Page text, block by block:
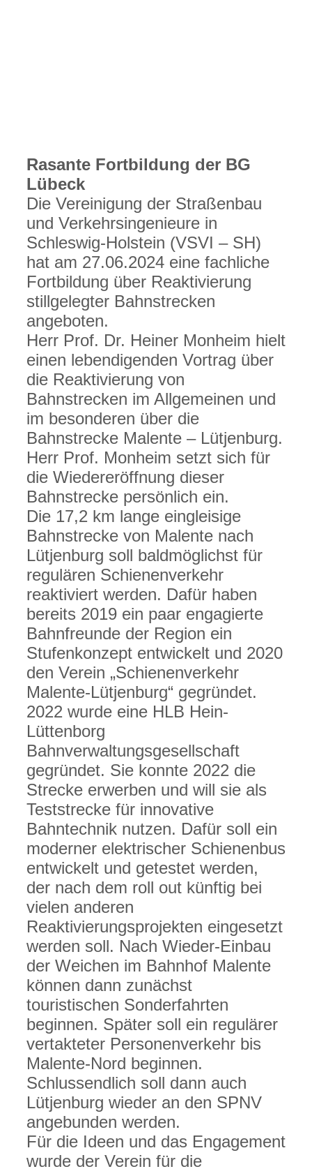
Rasante Fortbildung der BG
Lübeck
Die Vereinigung der Straßenbau
und Verkehrsingenieure in
Schleswig-Holstein (VSVI – SH)
hat am 27.06.2024 eine fachliche
Fortbildung über Reaktivierung
stillgelegter Bahnstrecken
angeboten.
Herr Prof. Dr. Heiner Monheim hielt
einen lebendigenden Vortrag über
die Reaktivierung von
Bahnstrecken im Allgemeinen und
im besonderen über die
Bahnstrecke Malente – Lütjenburg.
Herr Prof. Monheim setzt sich für
die Wiedereröffnung dieser
Bahnstrecke persönlich ein.
Die 17,2 km lange eingleisige
Bahnstrecke von Malente nach
Lütjenburg soll baldmöglichst für
regulären Schienenverkehr
reaktiviert werden. Dafür haben
bereits 2019 ein paar engagierte
Bahnfreunde der Region ein
Stufenkonzept entwickelt und 2020
den Verein „Schienenverkehr
Malente-Lütjenburg“ gegründet.
2022 wurde eine HLB Hein-
Lüttenborg
Bahnverwaltungsgesellschaft
gegründet. Sie konnte 2022 die
Strecke erwerben und will sie als
Teststrecke für innovative
Bahntechnik nutzen. Dafür soll ein
moderner elektrischer Schienenbus
entwickelt und getestet werden,
der nach dem roll out künftig bei
vielen anderen
Reaktivierungsprojekten eingesetzt
werden soll. Nach Wieder-Einbau
der Weichen im Bahnhof Malente
können dann zunächst
touristischen Sonderfahrten
beginnen. Später soll ein regulärer
vertakteter Personenverkehr bis
Malente-Nord beginnen.
Schlussendlich soll dann auch
Lütjenburg wieder an den SPNV
angebunden werden.
Für die Ideen und das Engagement
wurde der Verein für die